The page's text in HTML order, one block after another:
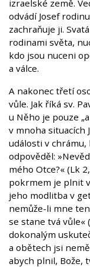
izraelské země.
odvádí Josef
zachraňuje ji.
rodinami světa,
kdo jsou nuceni
a válce.
A nakonec třetí
vůle. Jak říká sv.
u Něho je pouze
v mnoha situacích
události v chrámu,
odpověděl:
mého Otce?« (Lk
pokrmem je plnit
jeho modlitba v
nemůže-li mne
se stane tvá vůle«
dokonalým
a obětech jsi
abych plnil, Bože,